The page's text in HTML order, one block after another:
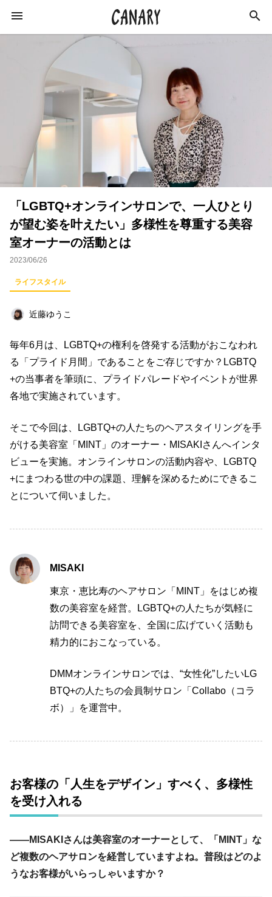
KEYWORD
キーワード
カルチャー ライフスタイル 学び
健康 スキルアップ ダイエット 美容
エンターテインメント インタビュー
トレーニング
ライフハック
ビジネス
料理
社会 ファッション 音楽 海外
コミュニティ
「LGBTQ+オンラインサロンで、一人ひとり
が望む姿を叶えたい」多様性を尊重する美容
室オーナーの活動とは
2023/06/26
ライフスタイル
近藤ゆうこ
毎年6月は、LGBTQ+の権利を啓発する活動がおこなわれ
る「プライド月間」であることをご存じですか？LGBTQ
+の当事者を筆頭に、プライドパレードやイベントが世界
各地で実施されています。
そこで今回は、LGBTQ+の人たちのヘアスタイリングを手
がける美容室「MINT」のオーナー・MISAKIさんへインタ
ビューを実施。オンラインサロンの活動内容や、LGBTQ
+にまつわる世の中の課題、理解を深めるためにできるこ
とについて伺いました。
MISAKI
東京・恵比寿のヘアサロン「MINT」をはじめ複
数の美容室を経営。LGBTQ+の人たちが気軽に
訪問できる美容室を、全国に広げていく活動も
精力的におこなっている。
DMMオンラインサロンでは、“女性化”したいLG
BTQ+の人たちの会員制サロン「Collabo（コラ
ボ）」を運営中。
お客様の「人生をデザイン」すべく、多様性
を受け入れる
――MISAKIさんは美容室のオーナーとして、「MINT」な
ど複数のヘアサロンを経営していますよね。普段はどのよ
うなお客様がいらっしゃいますか？